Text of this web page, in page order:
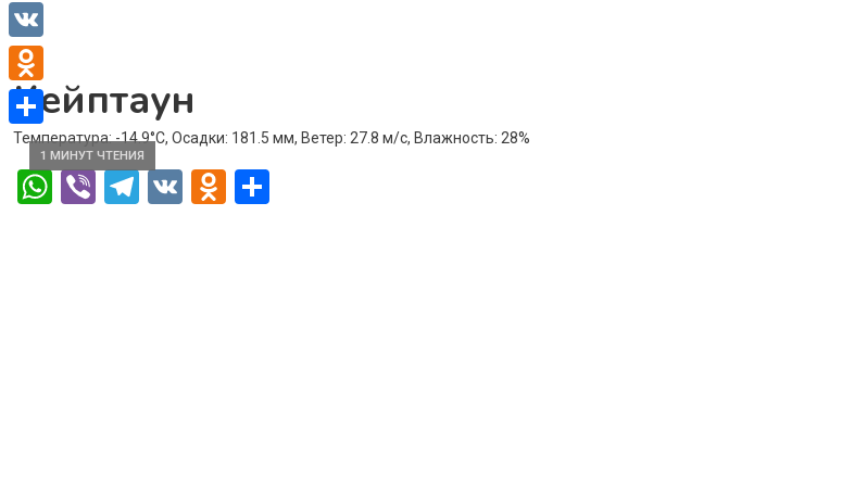
Кейптаун
1 МИНУТ ЧТЕНИЯ
Температура: -14.9°C, Осадки: 181.5 мм, Ветер: 27.8 м/с, Влажность: 28%
WhatsApp
ViberTelegram
VK Odnoklassniki
Telegram
VK
Odnoklassniki
Отправить